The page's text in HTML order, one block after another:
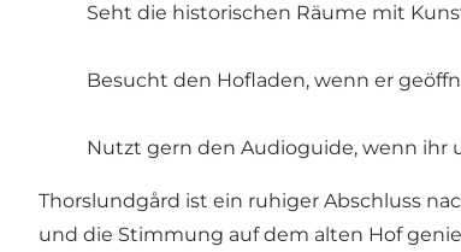
Seht die historischen Räume mit
Besucht den Hofladen, wenn er
Nutzt gern den Audioguide, wenn ihr
Thorslundgård ist ein ruhiger Abschluss
und die Stimmung auf dem alten Hof